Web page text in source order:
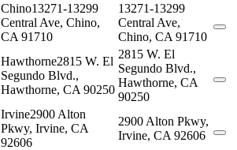
Chino13271-13299
Central Ave, Chino,
CA 91710
13271-13299
Central Ave,
Chino, CA 91710
Hawthorne2815 W. El
Segundo Blvd.,
Hawthorne, CA 90250
2815 W. El
Segundo Blvd.,
Hawthorne, CA
90250
Irvine2900 Alton
Pkwy, Irvine, CA
92606
2900 Alton Pkwy,
Irvine, CA 92606